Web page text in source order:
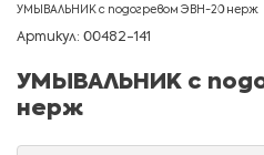
УМЫВАЛЬНИК с подогревом ЭВН-20 нерж
Артикул: 00482-141
УМЫВАЛЬНИК с
нерж